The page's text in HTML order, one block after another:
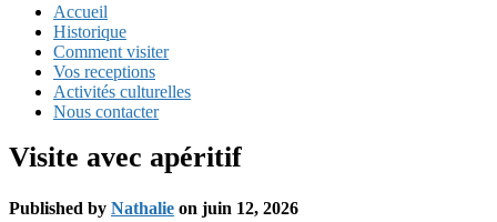
Accueil
Historique
Comment visiter
Vos receptions
Activités culturelles
Nous contacter
Visite avec apéritif
Published by Nathalie on juin 12, 2026